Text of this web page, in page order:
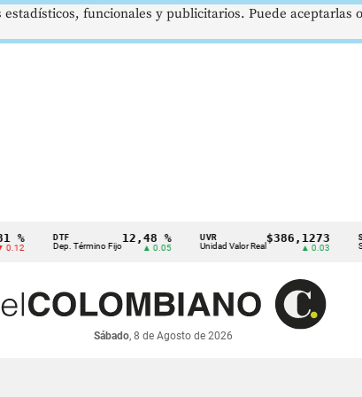
DTF
Dep. Término Fijo
12,48 %
▲ 0.05
UVR
Unidad Valor Real
$386,1273 SMMLV
Salario
Sábado, 8 de Agosto de 2026
funcionales y publicitarios. Puede aceptarlas